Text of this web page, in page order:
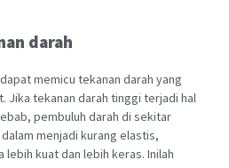
darah
memicu tekanan darah yang
Jika tekanan darah tinggi terjadi hal
pembuluh darah di sekitar
menjadi kurang elastis,
lebih kuat dan lebih keras. Inilah